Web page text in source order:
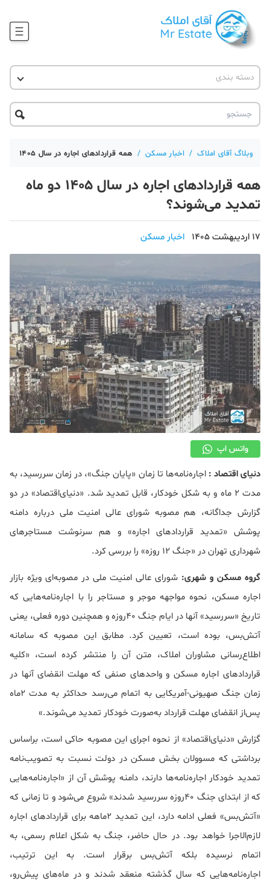
آموزش املاک
حقوقی
آکادمی
دسته بندی
آقای مشاور املاک
آکادمی آقای املاک
آموزش املاک
آموزش پلتفرم آقای املاک
اخبار مسکن
تحلیل مسکن
صنعت ساختمان
محله گردی
معماری
ملکی
همایش و نمایشگاه
وبلاگ آقای املاک / اخبار مسکن / همه قراردادهای اجاره در سال 1405 دو ماه تمدید می‌شوند؟
همه قراردادهای اجاره در سال 1405 دو ماه
تمدید می‌شوند؟
17 اردیبهشت 1405 اخبار مسکن
واتس اپ
دنیای‌ اقتصاد :اجاره‌نامه‌ها تا زمان «پایان جنگ»، در زمان سررسید، به
مدت ۲ ماه و به شکل خودکار، قابل تمدید شد. «دنیای‌اقتصاد» در دو
گزارش جداگانه، هم مصوبه شورای عالی امنیت ملی درباره دامنه
پوشش «تمدید قراردادهای اجاره» و هم سرنوشت مستاجرهای
شهرداری تهران در «جنگ ۱۲ روزه» را بررسی کرد.
گروه مسکن و شهری: شورای عالی امنیت ملی در مصوبه‌ای ویژه بازار
اجاره مسکن، نحوه مواجهه موجر و مستاجر را با اجاره‌نامه‌هایی که
تاریخ «سررسید» آنها در ایام جنگ 40روزه و همچنین دوره فعلی،‌ یعنی
آتش‌بس، بوده است، تعیین کرد. مطابق این مصوبه که سامانه
اطلاع‌رسانی مشاوران املاک، متن آن را منتشر کرده است، «کلیه
قراردادهای اجاره مسکن و واحدهای صنفی که مهلت انقضای آنها در
زمان جنگ صهیونی-آمریکایی به اتمام می‌رسد حداکثر به مدت 2ماه
پس‌از انقضای مهلت قرارداد به‌صورت خودکار تمدید می‌شوند.»
گزارش «دنیای‌اقتصاد» از نحوه اجرای این مصوبه حاکی است، براساس
برداشتی که مسوولان بخش مسکن در دولت نسبت به تصویب‌نامه
تمدید خودکار اجاره‌نامه‌ها دارند، دامنه پوشش آن از «اجاره‌نامه‌هایی
که از ابتدای جنگ 40روزه سررسید شدند» شروع می‌شود و تا زمانی که
«آتش‌بس» فعلی ادامه دارد، این تمدید 2ماهه برای قراردادهای اجاره‌
لازم‌الاجرا خواهد بود. در حال حاضر، جنگ به شکل اعلام رسمی، به
اتمام نرسیده بلکه آتش‌بس برقرار است. به این ترتیب،
اجاره‌نامه‌هایی که سال گذشته منعقد شدند و در ماه‌های پیش‌رو،